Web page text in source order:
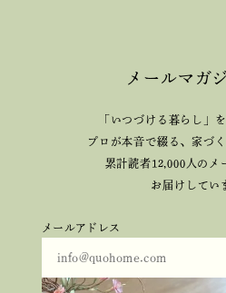
メールマガ
「いつづける暮らし」
プロが本音で綴る、家づ
累計読者12,000人のメ
お届けしてい
メールアドレス